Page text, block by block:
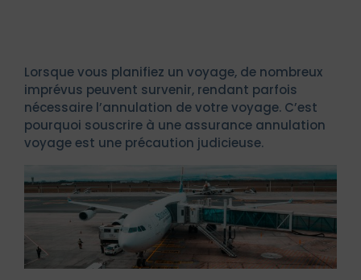
Lorsque vous planifiez un voyage, de nombreux
imprévus peuvent survenir, rendant parfois
nécessaire l’annulation de votre voyage. C’est
pourquoi souscrire à une assurance annulation
voyage est une précaution judicieuse.